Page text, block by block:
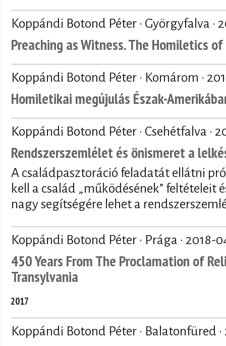
Koppándi Botond Péter · Györgyfalva ·
Preaching as Witness. The Homiletics of
Koppándi Botond Péter · Komárom ·
Homiletikai megújulás Észak-
Koppándi Botond Péter · Csehétfalva ·
Rendszerszemlélet és önismeret a
A családpasztoráció feladatát ellátni
kell a család „működésének” feltételeit
nagy segítségére lehet a
Koppándi Botond Péter · Prága · 2018-
450 Years From The Proclamation of
Transylvania
2017
Koppándi Botond Péter · Balatonfüred ·